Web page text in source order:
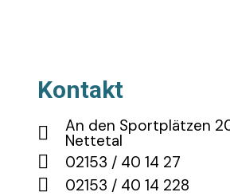
Kontakt
An den Sportplätzen
Nettetal
02153 / 40 14 27
02153 / 40 14 228